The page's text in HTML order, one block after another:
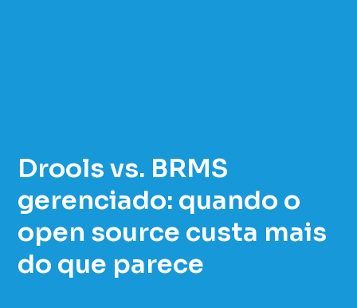
Drools vs. BRMS
gerenciado: quando o
open source custa mais
do que parece